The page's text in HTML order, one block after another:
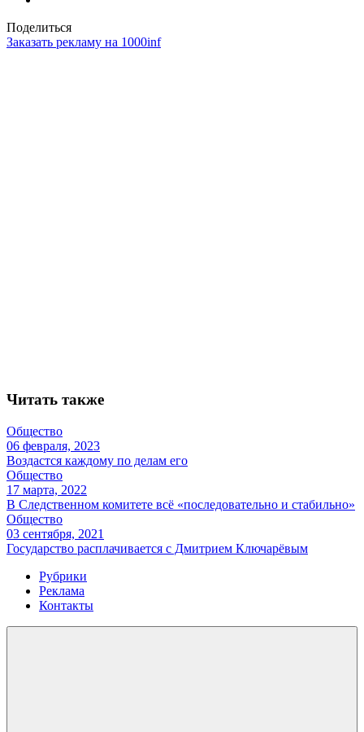
Поделиться
Заказать рекламу на 1000inf
Читать также
Общество
06 февраля, 2023
Воздастся каждому по делам его
Общество
17 марта, 2022
В Следственном комитете всё «последовательно и стабильно»
Общество
03 сентября, 2021
Государство расплачивается с Дмитрием Ключарёвым
Рубрики
Реклама
Контакты